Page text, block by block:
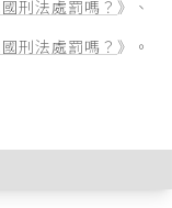
刑法處罰嗎？》、
刑法處罰嗎？》。